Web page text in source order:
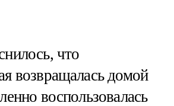
что
возвращалась домой
воспользовалась